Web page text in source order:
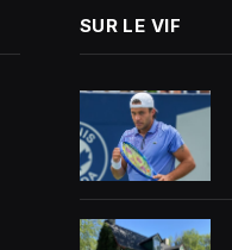
SUR LE VIF